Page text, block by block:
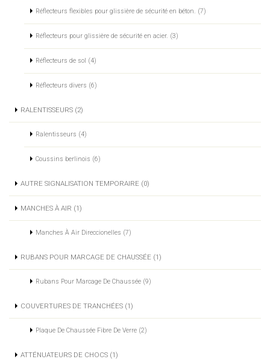
Réflecteurs flexibles pour glissière de sécurité en béton. (7)
Réflecteurs pour glissière de sécurité en acier. (3)
Réflecteurs de sol (4)
Réflecteurs divers (6)
RALENTISSEURS (2)
Ralentisseurs (4)
Coussins berlinois (6)
AUTRE SIGNALISATION TEMPORAIRE (0)
MANCHES À AIR (1)
Manches À Air Direccionelles (7)
RUBANS POUR MARCAGE DE CHAUSSÉE (1)
Rubans Pour Marcage De Chaussée (9)
COUVERTURES DE TRANCHÉES (1)
Plaque De Chaussée Fibre De Verre (2)
ATTÉNUATEURS DE CHOCS (1)